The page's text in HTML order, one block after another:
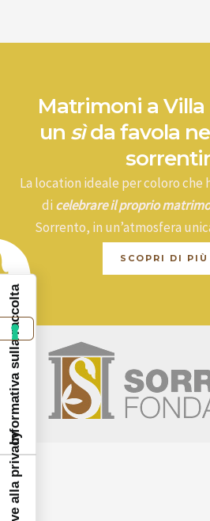
Matrimoni a
un sìda favola
La location ideale per coloro che
di celebrare il proprio
Sorrento, in un’atmosfera
SCOPRI DI PIÙ
Informativa sulla raccolta